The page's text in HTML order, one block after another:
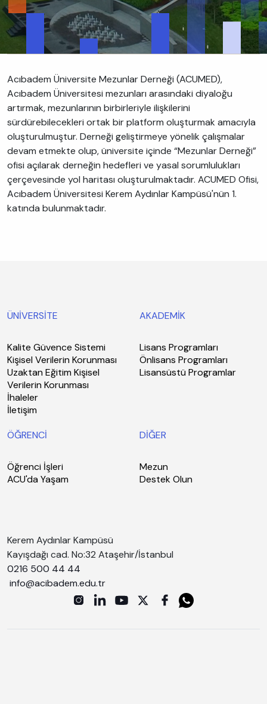
Acıbadem Üniversite Mezunlar Derneği (ACUMED),
Acıbadem Üniversitesi mezunları arasındaki diyaloğu
artırmak, mezunlarının birbirleriyle ilişkilerini
sürdürebilecekleri ortak bir platform oluşturmak amacıyla
oluşturulmuştur. Derneği geliştirmeye yönelik çalışmalar
devam etmekte olup, üniversite içinde “Mezunlar Derneği”
ofisi açılarak derneğin hedefleri ve yasal sorumlulukları
çerçevesinde yol haritası oluşturulmaktadır. ACUMED Ofisi,
Acıbadem Üniversitesi Kerem Aydınlar Kampüsü'nün 1.
katında bulunmaktadır.
ÜNİVERSİTE
Kalite Güvence Sistemi
Kişisel Verilerin Korunması
Uzaktan Eğitim Kişisel
Verilerin Korunması
İhaleler
İletişim
AKADEMİK
Lisans Programları
Önlisans Programları
Lisansüstü Programlar
ÖĞRENCİ
Öğrenci İşleri
ACU'da Yaşam
DİĞER
Mezun
Destek Olun
Kerem Aydınlar Kampüsü
Kayışdağı cad. No:32 Ataşehir/İstanbul
0216 500 44 44
info@acibadem.edu.tr